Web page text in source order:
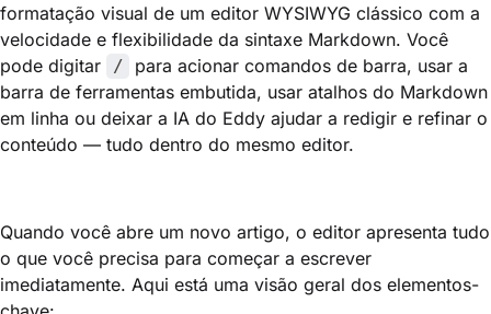
formatação visual de um editor WYSIWYG clássico com a
velocidade e flexibilidade da sintaxe Markdown. Você
pode digitar
/
para acionar comandos de barra, usar a
barra de ferramentas embutida, usar atalhos do Markdown
em linha ou deixar a IA do Eddy ajudar a redigir e refinar o
conteúdo — tudo dentro do mesmo editor.
Quando você abre um novo artigo, o editor apresenta tudo
o que você precisa para começar a escrever
imediatamente. Aqui está uma visão geral dos elementos-